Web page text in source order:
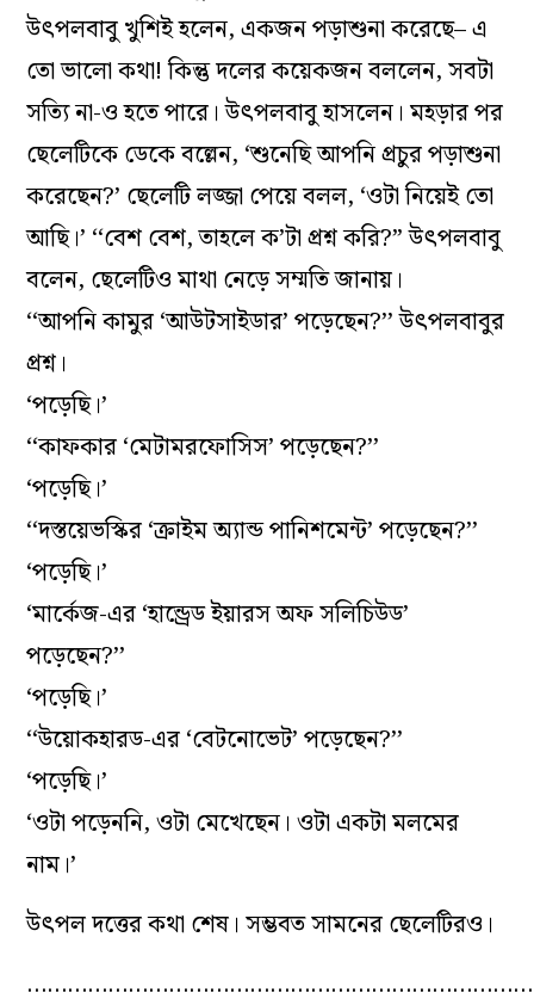
উৎপলবাবু খুশিই হলেন, একজন পড়াশুনা করেছে– এ
তো ভালো কথা! কিন্তু দলের কয়েকজন বললেন, সবটা
সত্যি না-ও হতে পারে। উৎপলবাবু হাসলেন। মহড়ার পর
ছেলেটিকে ডেকে বল্লেন, ‘শুনেছি আপনি প্রচুর পড়াশুনা
করেছেন?’ ছেলেটি লজ্জা পেয়ে বলল, ‘ওটা নিয়েই তো
আছি।’ ‘‘বেশ বেশ, তাহলে ক’টা প্রশ্ন করি?” উৎপলবাবু
বলেন, ছেলেটিও মাথা নেড়ে সম্মতি জানায়।
‘‘আপনি কামুর ‘আউটসাইডার’ পড়েছেন?’’ উৎপলবাবুর
প্রশ্ন।
‘পড়েছি।’
‘‘কাফকার ‘মেটামরফোসিস’ পড়েছেন?’’
‘পড়েছি।’
‘‘দস্তয়েভস্কির ‘ক্রাইম অ্যান্ড পানিশমেন্ট’ পড়েছেন?’’
‘পড়েছি।’
‘মার্কেজ-এর ‘হান্ড্রেড ইয়ারস অফ সলিচিউড’
পড়েছেন?’’
‘পড়েছি।’
‘‘উয়োকহারড-এর ‘বেটনোভেট’ পড়েছেন?’’
‘পড়েছি।’
‘ওটা পড়েননি, ওটা মেখেছেন। ওটা একটা মলমের
নাম।’
উৎপল দত্তের কথা শেষ। সম্ভবত সামনের ছেলেটিরও।